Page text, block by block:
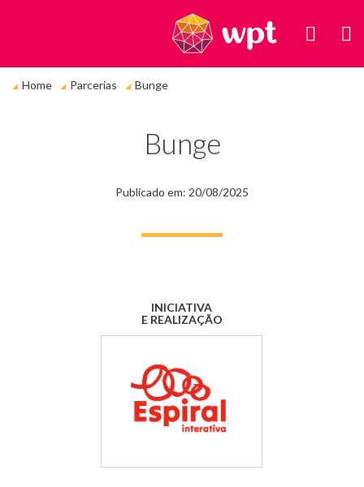
está
Home Parcerias Bunge
Bunge
Publicado em: 20/08/2025
INICIATIVA
E REALIZAÇÃO